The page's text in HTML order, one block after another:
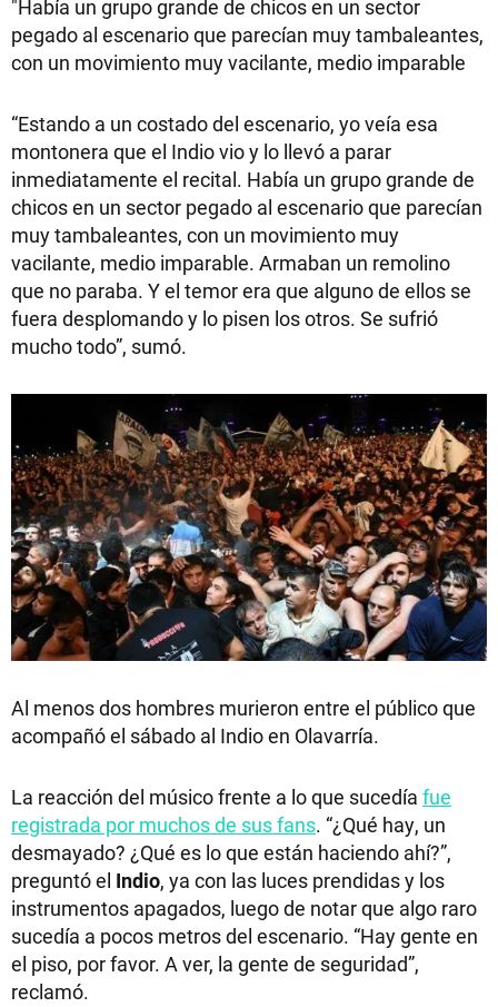
"Había un grupo grande de chicos en un sector
pegado al escenario que parecían muy tambaleantes,
con un movimiento muy vacilante, medio imparable
“Estando a un costado del escenario, yo veía esa
montonera que el Indio vio y lo llevó a parar
inmediatamente el recital. Había un grupo grande de
chicos en un sector pegado al escenario que parecían
muy tambaleantes, con un movimiento muy
vacilante, medio imparable. Armaban un remolino
que no paraba. Y el temor era que alguno de ellos se
fuera desplomando y lo pisen los otros. Se sufrió
mucho todo”, sumó.
Al menos dos hombres murieron entre el público que
acompañó el sábado al Indio en Olavarría.
La reacción del músico frente a lo que sucedía fue
registrada por muchos de sus fans. “¿Qué hay, un
desmayado? ¿Qué es lo que están haciendo ahí?”,
preguntó el Indio, ya con las luces prendidas y los
instrumentos apagados, luego de notar que algo raro
sucedía a pocos metros del escenario. “Hay gente en
el piso, por favor. A ver, la gente de seguridad”,
reclamó.